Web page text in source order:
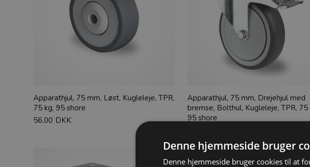
Apparathjul, 75 mm, Løst, Kugleleje, TPR,
75 kg, 95 shore
56,00 DKK
Apparathjul, 75 mm, Drejehjul med
bremse, Bolthul, Kugleleje, TPR, 75
95 shore
Denne hjemmeside bruger
Denne hjemmeside bruger cookies til at